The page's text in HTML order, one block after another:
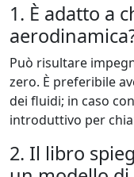
1. È adatto a
Può risultare
zero. È preferibile
dei fluidi; in caso
introduttivo per
2. Il libro